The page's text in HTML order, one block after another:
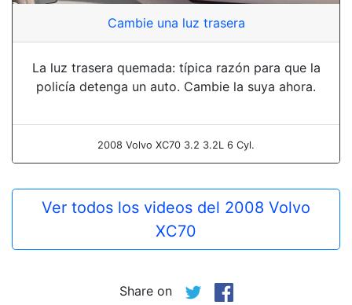
Cambie una luz trasera
La luz trasera quemada: típica razón para que la
policía detenga un auto. Cambie la suya ahora.
2008 Volvo XC70 3.2 3.2L 6 Cyl.
Ver todos los videos del 2008 Volvo
XC70
Share on